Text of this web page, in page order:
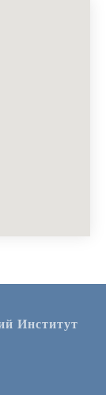
Институт